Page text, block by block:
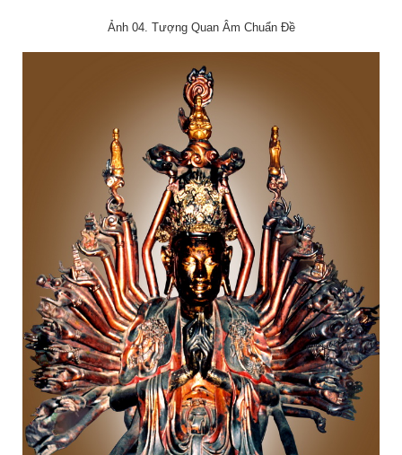
Ảnh 04. Tượng Quan Âm Chuẩn Đề